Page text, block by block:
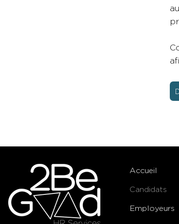
Accueil
Candidats
Employeurs